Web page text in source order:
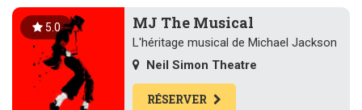
5.0 MJ The Musical
L'héritage musical de Michael Jackson
Neil Simon Theatre
RÉSERVER